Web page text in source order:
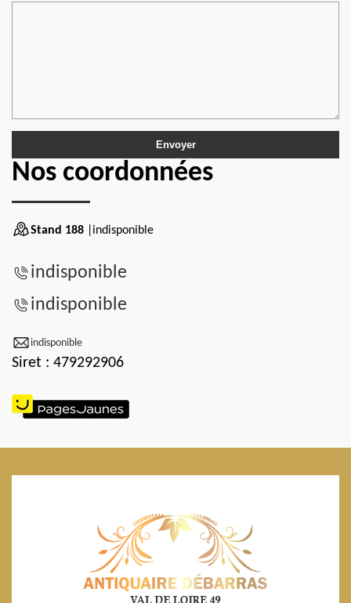
Nos coordonnées
Stand 188 |indisponible
indisponible
indisponible
indisponible
Siret : 479292906